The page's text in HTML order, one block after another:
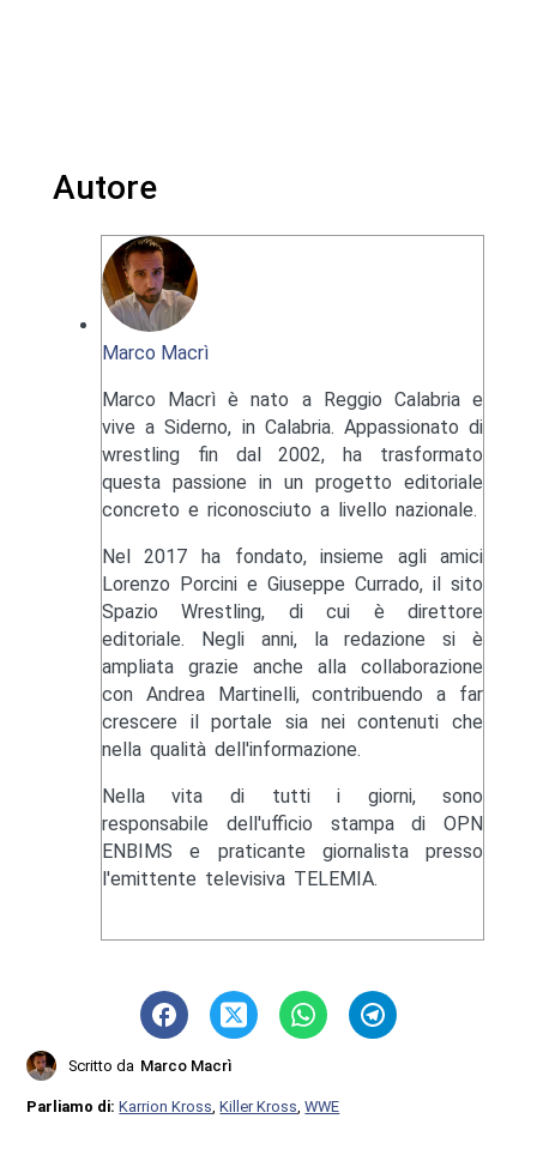
Autore
Marco Macrì
Marco Macrì è nato a Reggio Calabria e
vive a Siderno, in Calabria. Appassionato di
wrestling fin dal 2002, ha trasformato
questa passione in un progetto editoriale
concreto e riconosciuto a livello nazionale.
Nel 2017 ha fondato, insieme agli amici
Lorenzo Porcini e Giuseppe Currado, il sito
Spazio Wrestling, di cui è direttore
editoriale. Negli anni, la redazione si è
ampliata grazie anche alla collaborazione
con Andrea Martinelli, contribuendo a far
crescere il portale sia nei contenuti che
nella qualità dell'informazione.
Nella vita di tutti i giorni, sono
responsabile dell'ufficio stampa di OPN
ENBIMS e praticante giornalista presso
l'emittente televisiva TELEMIA.
Scritto da Marco Macrì
Parliamo di:Karrion Kross ,Killer Kross ,WWE